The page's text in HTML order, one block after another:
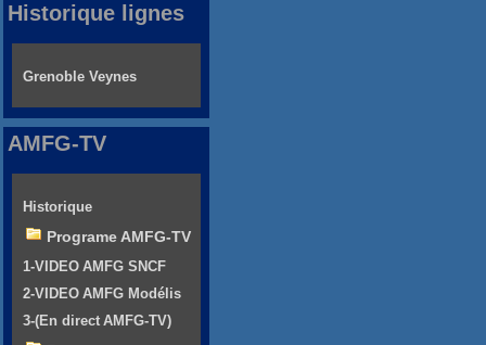
Historique lignes
Grenoble Veynes
AMFG-TV
Historique
Programe AMFG-TV
1-VIDEO AMFG SNCF
2-VIDEO AMFG Modélis
3-(En direct AMFG-TV)